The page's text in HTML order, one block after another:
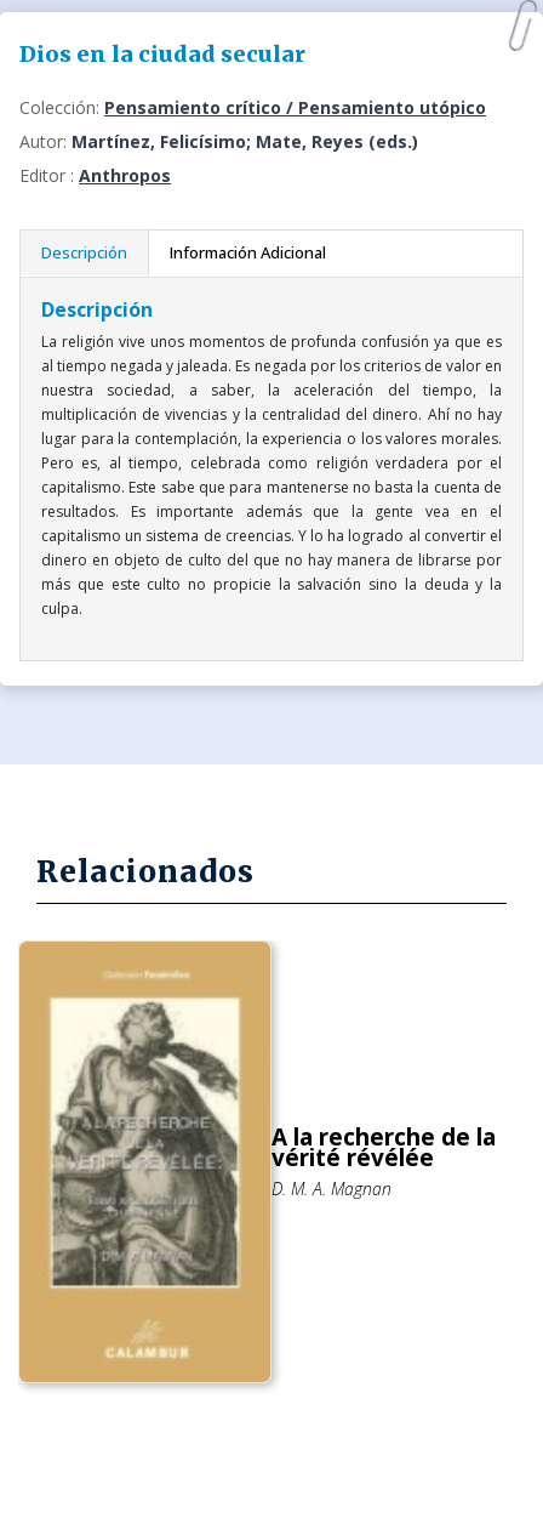
Dios en la ciudad secular
Colección: Pensamiento crítico / Pensamiento utópico
Autor: Martínez, Felicísimo; Mate, Reyes (eds.)
Editor : Anthropos
Descripción Información Adicional
Descripción
La religión vive unos momentos de profunda confusión ya que es
al tiempo negada y jaleada. Es negada por los criterios de valor en
nuestra sociedad, a saber, la aceleración del tiempo, la
multiplicación de vivencias y la centralidad del dinero. Ahí no hay
lugar para la contemplación, la experiencia o los valores morales.
Pero es, al tiempo, celebrada como religión verdadera por el
capitalismo. Este sabe que para mantenerse no basta la cuenta de
resultados. Es importante además que la gente vea en el
capitalismo un sistema de creencias. Y lo ha logrado al convertir el
dinero en objeto de culto del que no hay manera de librarse por
más que este culto no propicie la salvación sino la deuda y la
culpa.
Relacionados
A la recherche de la
vérité révélée
D. M. A. Magnan